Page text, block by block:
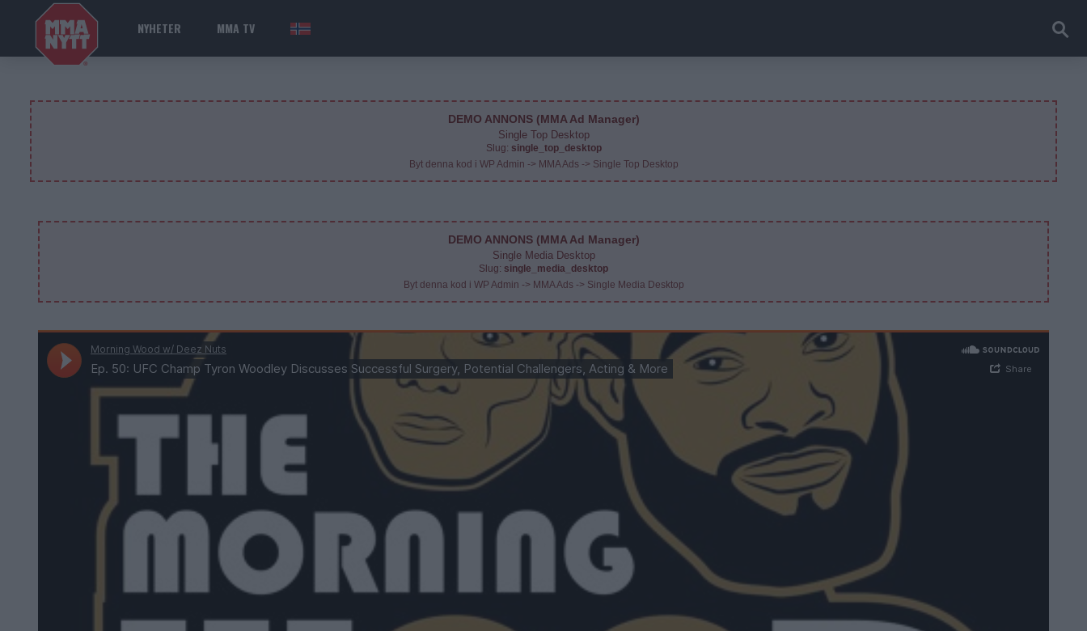
NYHETER MMA TV NOR
DEMO ANNONS (MMA Ad Manager)
Single Top Desktop
Slug: single_top_desktop
Byt denna kod i WP Admin -> MMA Ads -> Single Top Desktop
DEMO ANNONS (MMA Ad Manager)
Single Media Desktop
Slug: single_media_desktop
Byt denna kod i WP Admin -> MMA Ads -> Single Media Desktop